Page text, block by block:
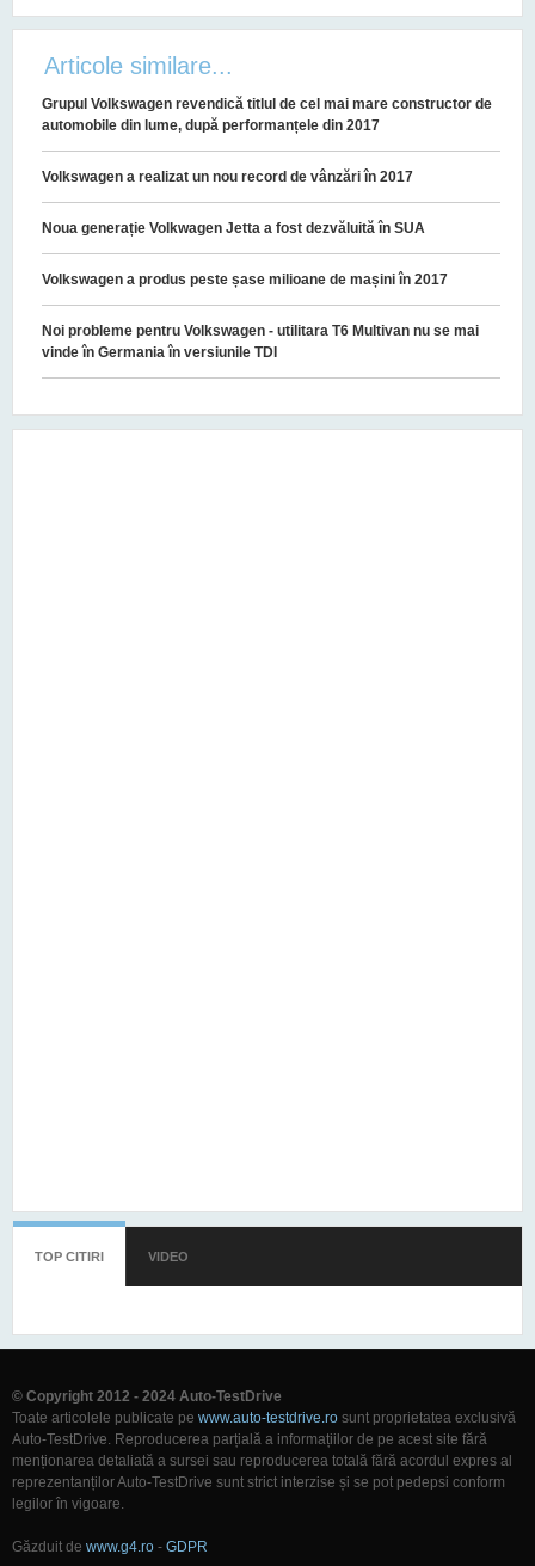
Articole similare...
Grupul Volkswagen revendică titlul de cel mai mare constructor de
automobile din lume, după performanțele din 2017
Volkswagen a realizat un nou record de vânzări în 2017
Noua generație Volkwagen Jetta a fost dezvăluită în SUA
Volkswagen a produs peste șase milioane de mașini în 2017
Noi probleme pentru Volkswagen - utilitara T6 Multivan nu se mai
vinde în Germania în versiunile TDI
TOP CITIRI (TAB ACTIV)
VIDEO
© Copyright 2012 - 2024 Auto-TestDrive
Toate articolele publicate pe www.auto-testdrive.ro sunt proprietatea exclusivă
Auto-TestDrive. Reproducerea parțială a informațiilor de pe acest site fără
menționarea detaliată a sursei sau reproducerea totală fără acordul expres al
reprezentanților Auto-TestDrive sunt strict interzise și se pot pedepsi conform
legilor în vigoare.
Găzduit de www.g4.ro - GDPR